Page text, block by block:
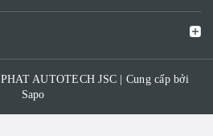
AUTOTECH JSC | Cung cấp bởi
Sapo